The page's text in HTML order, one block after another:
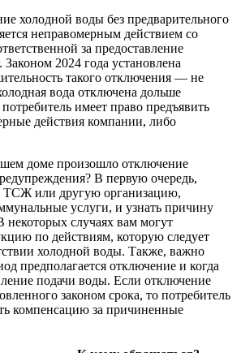
холодной воды без предварительного
неправомерным действием со
за предоставление
2024 года установлена
такого отключения — не
вода отключена дольше
имеет право предъявить
действия компании, либо
доме произошло отключение
В первую очередь,
ТСЖ или другую организацию,
услуги, и узнать причину
некоторых случаях вам могут
по действиям, которую следует
холодной воды. Также, важно
предполагается отключение и когда
подачи воды. Если отключение
законом срока, то потребитель
компенсацию за причиненные